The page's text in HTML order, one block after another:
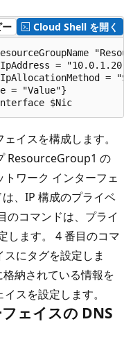
ー Cloud Shell を開く
=
=
= "Value"}
イスを構成します。
ResourceGroup1 の
ワーク インターフェ
、IP 構成のプライベ
のコマンドは、プライ
します。 4 番目のコマ
にタグを設定しま
納されている情報を
スを設定します。
ェイスの DNS